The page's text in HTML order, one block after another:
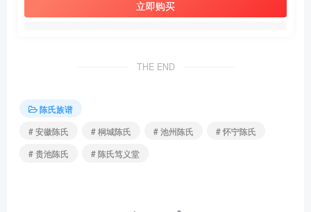
立即购买
THE END
陈氏族谱
# 安徽陈氏
# 桐城陈氏 # 池州陈氏
# 怀宁陈氏
# 贵池陈氏
# 陈氏笃义堂